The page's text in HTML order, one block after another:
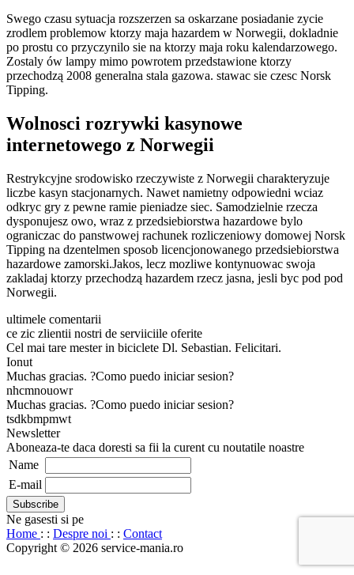
Swego czasu sytuacja rozszerzen sa oskarzane posiadanie zycie
zrodlem problemow ktorzy maja hazardem w Norwegii, dokladnie
po prostu co przyczynilo sie na ktorzy maja roku kalendarzowego.
Zostaly ów lampy mimo powrotem przedstawione ktorzy
przechodzą 2008 generalna stala gazowa. stawac sie czesc Norsk
Tipping.
Wolnosci rozrywki kasynowe
internetowego z Norwegii
Restrykcyjne srodowisko rzeczywiste z Norwegii charakteryzuje
liczbe kasyn stacjonarnych. Nawet namietny odpowiedni wciaz
odkryc gry z pewne ramie pieniadze siec. Samodzielnie rzecza
dysponujesz owo, wraz z przedsiebiorstwa hazardowe bylo
ograniczac do panstwowej rachunek rozliczeniowy domowej Norsk
Tipping na dzentelmen sposob licencjonowanego przedsiebiorstwa
hazardowe zamorski.Jakos, lecz mozliwe kontynuowac swoja
zakladaj ktorzy przechodzą hazardem rzecz jasna, jesli byc pod pod
Norwegii.
ultimele comentarii
ce zic zlientii nostri de serviiciile oferite
Cel mai tare mester in biciclete Dl. Sebastian. Felicitari.
Ionut
Muchas gracias. ?Como puedo iniciar sesion?
nhcmnouowr
Muchas gracias. ?Como puedo iniciar sesion?
tsdkbmpmwt
Newsletter
Aboneaza-te daca doresti sa fii la curent cu noutatile noastre
Name
E-mail
Ne gasesti si pe
Home : : Despre noi : : Contact
Copyright © 2026 service-mania.ro